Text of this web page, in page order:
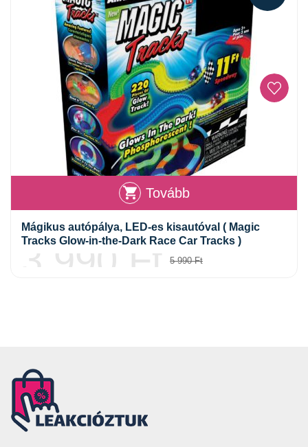
Tovább
Mágikus autópálya, LED-es kisautóval ( Magic
Tracks Glow-in-the-Dark Race Car Tracks )
5 990Ft
3 990 Ft